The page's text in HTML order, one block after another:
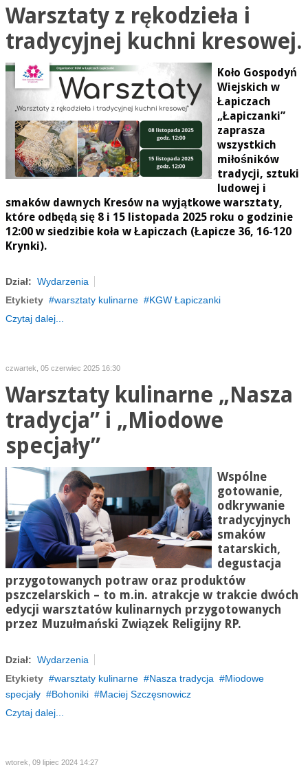
Warsztaty z rękodzieła i
tradycyjnej kuchni kresowej.
Koło Gospodyń
Wiejskich w
Łapiczach
„Łapiczanki”
zaprasza
wszystkich
miłośników
tradycji, sztuki
ludowej i
smaków dawnych Kresów na wyjątkowe warsztaty,
które odbędą się 8 i 15 listopada 2025 roku o godzinie
12:00 w siedzibie koła w Łapiczach (Łapicze 36, 16-120
Krynki).
Dział: Wydarzenia
Etykiety
warsztaty kulinarne
KGW Łapiczanki
Czytaj dalej...
czwartek, 05 czerwiec 2025 16:30
Warsztaty kulinarne „Nasza
tradycja” i „Miodowe
specjały”
Wspólne
gotowanie,
odkrywanie
tradycyjnych
smaków
tatarskich,
degustacja
przygotowanych potraw oraz produktów
pszczelarskich – to m.in. atrakcje w trakcie dwóch
edycji warsztatów kulinarnych przygotowanych
przez Muzułmański Związek Religijny RP.
Dział: Wydarzenia
Etykiety
warsztaty kulinarne Nasza tradycja
Miodowe
specjały
Bohoniki
Maciej Szczęsnowicz
Czytaj dalej...
wtorek, 09 lipiec 2024 14:27